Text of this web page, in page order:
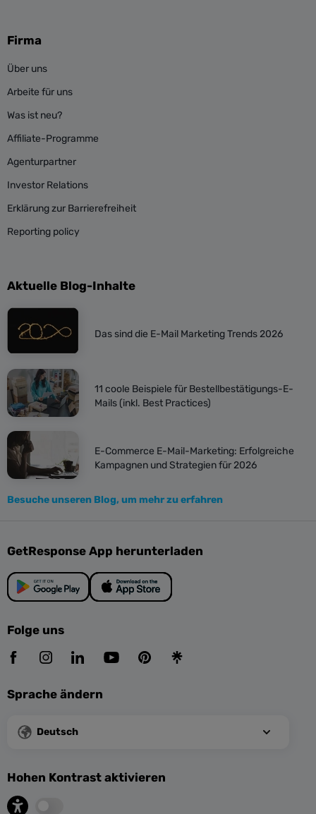
Firma
Über uns
Arbeite für uns
Was ist neu?
Affiliate-Programme
Agenturpartner
Investor Relations
Erklärung zur Barrierefreiheit
Reporting policy
Aktuelle Blog-Inhalte
Das sind die E-Mail Marketing Trends 2026
11 coole Beispiele für Bestellbestätigungs-E-
Mails (inkl. Best Practices)
E-Commerce E-Mail-Marketing: Erfolgreiche
Kampagnen und Strategien für 2026
Besuche unseren Blog, um mehr zu erfahren
GetResponse App herunterladen
Folge uns
Sprache ändern
Deutsch
Hohen Kontrast aktivieren